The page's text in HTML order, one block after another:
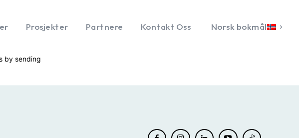
Prosjekter Partnere Kontakt Oss Norsk bokmål
by sending